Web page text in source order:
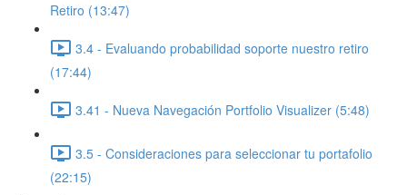
Retiro (13:47)
3.4 - Evaluando probabilidad soporte nuestro retiro
(17:44)
3.41 - Nueva Navegación Portfolio Visualizer (5:48)
3.5 - Consideraciones para seleccionar tu portafolio
(22:15)